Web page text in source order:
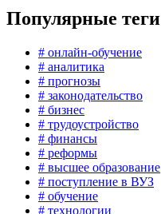
Популярные теги
# онлайн-обучение
# аналитика
# прогнозы
# законодательство
# бизнес
# трудоустройство
# финансы
# реформы
# высшее образование
# поступление в ВУЗ
# обучение
# технологии